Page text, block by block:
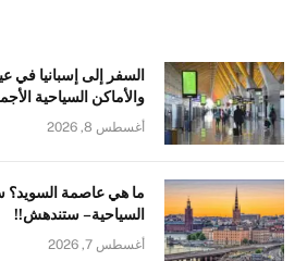
والأماكن السياحية
أغسطس 8, 2026
ما هي عاصمة السويد؟
السياحية – ستندهش!!
أغسطس 7, 2026